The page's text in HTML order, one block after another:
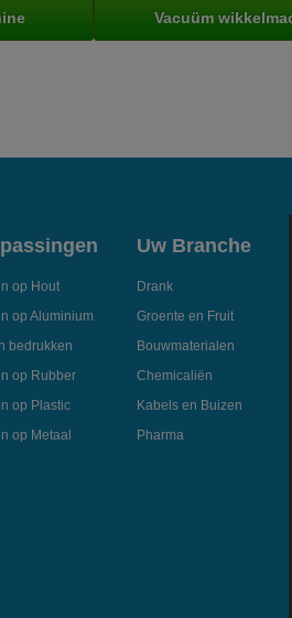
Vacuüm
op Hout
op Aluminium
bedrukken
op Rubber
op Plastic
op Metaal
Uw Branche
Drank
Groente en Fruit
Bouwmaterialen
Chemicaliën
Kabels en Buizen
Pharma